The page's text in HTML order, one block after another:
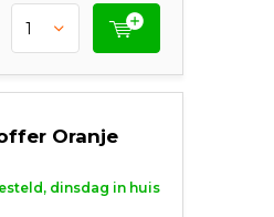
Oranje
dinsdag in huis